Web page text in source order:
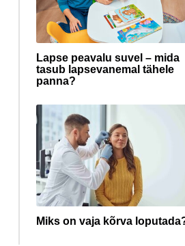
Lapse peavalu suvel – mida
tasub lapsevanemal tähele
panna?
Miks on vaja kõrva